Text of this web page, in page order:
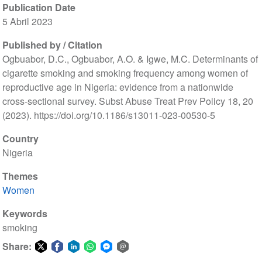
Publication Date
5 Abril 2023
Published by / Citation
Ogbuabor, D.C., Ogbuabor, A.O. & Igwe, M.C. Determinants of
cigarette smoking and smoking frequency among women of
reproductive age in Nigeria: evidence from a nationwide
cross-sectional survey. Subst Abuse Treat Prev Policy 18, 20
(2023). https://doi.org/10.1186/s13011-023-00530-5
Country
Nigeria
Themes
Women
Keywords
smoking
Share: